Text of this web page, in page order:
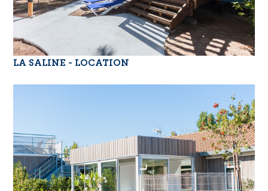
LA SALINE - LOCATION